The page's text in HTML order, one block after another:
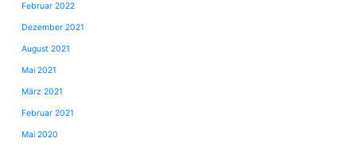
Februar 2022
Dezember 2021
August 2021
Mai 2021
März 2021
Februar 2021
Mai 2020